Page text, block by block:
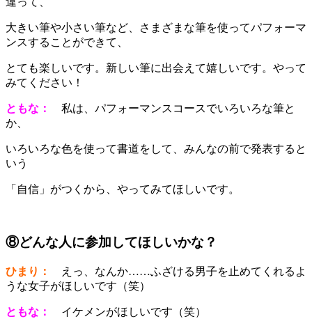
大きい筆や小さい筆など、さまざまな筆を使ってパフォーマ
ンスすることができて、
とても楽しいです。新しい筆に出会えて嬉しいです。やって
みてください！
ともな：
私は、パフォーマンスコースでいろいろな筆と
か、
いろいろな色を使って書道をして、みんなの前で発表すると
いう
「自信」がつくから、やってみてほしいです。
⑧どんな人に参加してほしいかな？
ひまり：
えっ、なんか……ふざける男子を止めてくれるよ
うな女子がほしいです（笑）
ともな： イケメンがほしいです（笑）